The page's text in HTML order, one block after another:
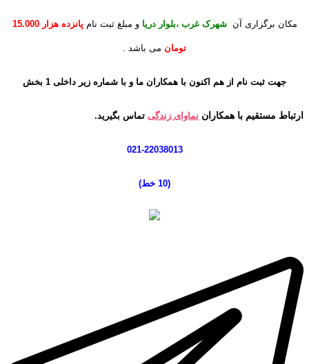
مکان برگزاری آن شهرک غرب ،بلوار دریا و مبلغ ثبت نام پانزده هزار 15.000
تومان می باشد
جهت ثبت نام از هم اکنون با همکاران ما و با شماره زیر داخلی 1 بخش
ارتباط مستقیم با همکاران نماوای زندگی تماس بگیرید.
021-22038013
(10 خط )